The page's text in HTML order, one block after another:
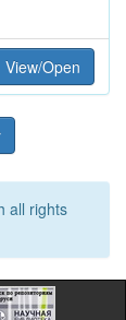
View/Open
all rights